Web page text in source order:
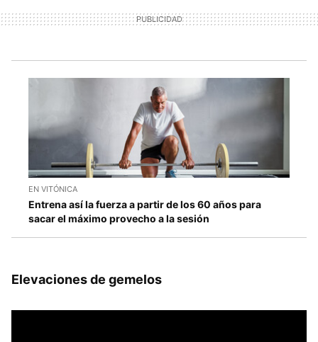
EN VITÓNICA
Entrena así la fuerza a partir de los 60 años para
sacar el máximo provecho a la sesión
Elevaciones de gemelos